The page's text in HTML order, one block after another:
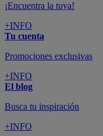
¡Encuentra la tuya!
+INFO
Tu cuenta
Promociones exclusivas
+INFO
El blog
Busca tu inspiración
+INFO